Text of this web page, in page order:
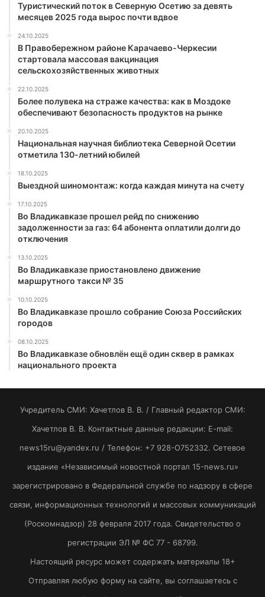
Туристический поток в Северную Осетию за девять
месяцев 2025 года вырос почти вдвое
24.10.2025
В Правобережном районе Карачаево-Черкесии
стартовала массовая вакцинация
сельскохозяйственных животных
22.10.2025
Более полувека на страже качества: как в Моздоке
обеспечивают безопасность продуктов на рынке
20.10.2025
Национальная научная библиотека Северной Осетии
отметила 130-летний юбилей
18.10.2025
Выездной шиномонтаж: когда каждая минута на счету
17.10.2025
Во Владикавказе прошел рейд по снижению
задолженности за газ: 64 абонента оплатили долги до
отключения
13.10.2025
Во Владикавказе приостановлено движение
маршрутного такси № 35
10.10.2025
Во Владикавказе прошло собрание Союза Российских
городов
08.10.2025
Во Владикавказе обновлён ещё один сквер в рамках
национального проекта
Учредитель СМИ: Хaчeтлoв B. B. / Главный редактор СМИ:
Хaчeтлoв B. B. Контактные данные редакции: E-mail:
news15ru@yandex.ru / Телефон: +7 928-O752332. Сетевое
издание «Независимый новостной портал 15-news.ru»
зарегистрировано в Федеральной службе по надзору в сфере
связи, информационных технологий и массовых коммуникаций
(Роскомнадзор) 28 февраля 2017 года. Свидетельство о
регистрации ЭЛ № ФС 77 - 68799.
Настоящий ресурс может содержать материалы 18+
Отправляя любую форму на сайте, вы соглашаетесь с